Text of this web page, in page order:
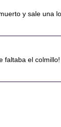
y sale una
faltaba el colmillo!